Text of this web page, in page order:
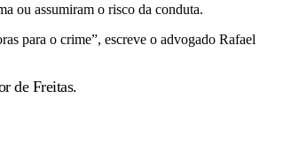
ou assumiram o risco da conduta.
para o crime”, escreve o advogado Rafael
de Freitas.